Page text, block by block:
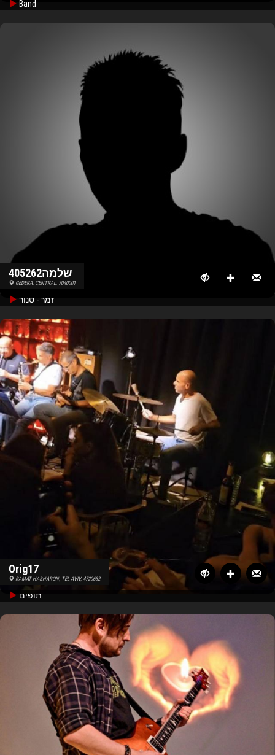
Band
שלמה405262
GEDERA, CENTRAL, 7040001
זמר - טנור
Orig17
RAMAT HASHARON, TEL AVIV, 4720632
תופים